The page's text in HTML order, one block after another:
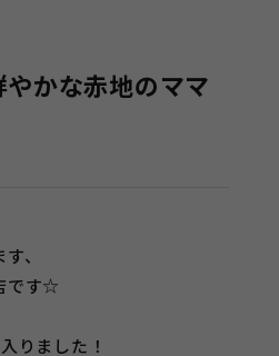
やかな赤地のママ
、
です☆
りました！